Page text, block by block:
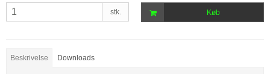
stk. Køb
Beskrivelse Downloads